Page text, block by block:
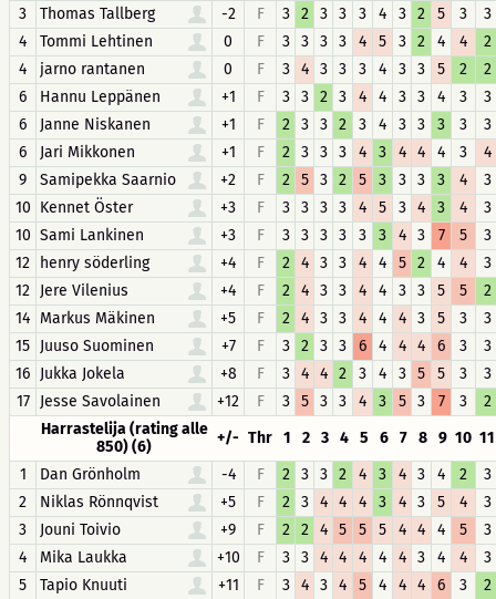
3
Thomas Tallberg -2 F 3 2 3 3 3 4 3 2 5 3
3
4
Tommi Lehtinen 0 F 3 3 3 3 4 5 3 2 4 4
2
4
jarno rantanen 0 F 3 4 3 3 3 4 3 3 5 2
2
6
Hannu Leppänen +1 F 3 3 2 3 4 4 3 3 4 3
3
6
Janne Niskanen +1 F 2 3 3 2 3 4 3 3 3 3
3
6
Jari Mikkonen +1 F 2 3 3 3 4 3 4 4 4 3
4
9
Samipekka Saarnio +2 F 2 5 3 2 5 3 3 3 3 4
3
10 Kennet Öster +3 F 3 3 3 3 4 5 3 4 3 4
3
10 Sami Lankinen +3 F 3 3 3 3 3 3 4 3 7 5
3
12
henry söderling +4 F 2 4 3 3 4 4 5 2 4 4
3
12 Jere Vilenius +4 F 2 4 3 3 4 4 3 3 5 5
2
14 Markus Mäkinen +5 F 2 4 3 3 4 4 4 3 5 3
3
15 Juuso Suominen +7 F 3 2 3 3 6 4 4 4 6 3
3
16 Jukka Jokela +8 F 3 4 4 2 3 4 3 5 5 3
3
17
Jesse Savolainen +12 F 3 5 3 3 4 3 5 3 7 3
2
Harrastelija (rating alle
850) (6)
+/- Thr 1 2 3 4 5 6 7 8 9 10 11
1
Dan Grönholm -4 F 2 3 3 2 4 3 4 3 4 2
3
2
Niklas Rönnqvist +5 F 2 3 4 4 4 3 4 3 5 4
3
3
Jouni Toivio +9 F 2 2 4 5 5 5 4 4 4 5
3
4
Mika Laukka +10 F 3 3 4 4 4 4 4 3 4 4
3
5
Tapio Knuuti +11 F 3 4 3 4 5 4 4 4 6 3 2